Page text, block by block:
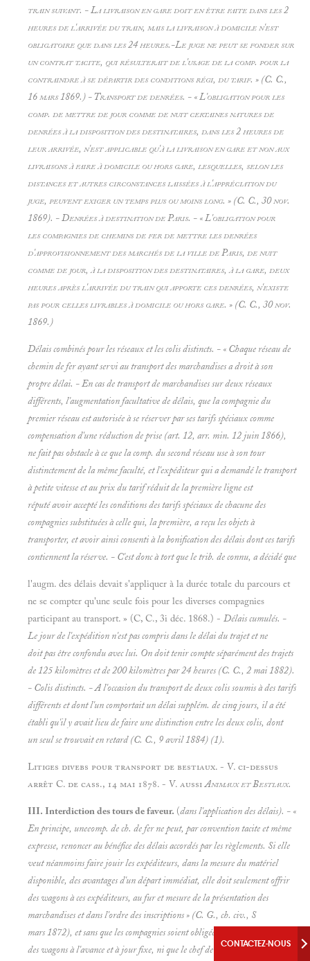
train suivant. - La livraison en gare doit en être faite dans les 2
heures de l'arrivée du train, mais la livraison à domicile n'est
obligatoire que dans les 24 heures.-Le juge ne peut se fonder sur
un contrat tacite, qui résulterait de l'usage de la comp. pour la
contraindre à se départir des conditions régi, du tarif. » (C. C.,
16 mars 1869.) -Transport de denrées. - « L'obligation pour les
comp. de mettre de jour comme de nuit certaines natures de
denrées à la disposition des destinataires, dans les 2 heures de
leur arrivée, n'est applicable qu'à la livraison en gare et non aux
livraisons à faire à domicile ou hors gare, lesquelles, selon les
distances et autres circonstances laissées à l'appréciation du
juge, peuvent exiger un temps plus ou moins long. » (C. C., 30 nov.
1869). -Denrées à destination de Paris. - « L'obligation pour
les compagnies de chemins de fer de mettre les denrées
d'approvisionnement des marchés de la ville de Paris, de nuit
comme de jour, à la disposition des destinataires, à la gare, deux
heures après l'arrivée du train qui apporte ces denrées, n'existe
pas pour celles livrables à domicile ou hors gare. » (C. C., 30 nov.
1869.)
Délais combinés pour les réseaux et les colis distincts. - « Chaque réseau de
chemin de fer ayant servi au transport des marchandises a droit à son
propre délai. - En cas de transport de marchandises sur deux réseaux
différents, l'augmentation facultative de délais, que la compagnie du
premier réseau est autorisée à se réserver par ses tarifs spéciaux comme
compensation d'une réduction de prise (art. 12, arr. min. 12 juin 1866),
ne fait pas obstacle à ce que la comp. du second réseau use à son tour
distinctement de la même faculté, et l'expéditeur qui a demandé le transport
à petite vitesse et au prix du tarif réduit de la première ligne est
réputé avoir accepté les conditions des tarifs spéciaux de chacune des
compagnies substituées à celle qui, la première, a reçu les objets à
transporter, et avoir ainsi consenti à la bonification des délais dont ces tarifs
contiennent la réserve. - C'est donc à tort que le trib. de connu, a décidé que
l'augm. des délais devait s'appliquer à la durée totale du parcours et
ne se compter qu'une seule fois pour les diverses compagnies
participant au transport. » (C, C., 3i déc. 1868.) - Délais cumulés. -
Le jour de l'expédition n'est pas compris dans le délai du trajet et ne
doit pas être confondu avec lui. On doit tenir compte séparément des trajets
de 125 kilomètres et de 200 kilomètres par 24 heures (C. C., 2 mai 1882).
- Colis distincts. - A l'occasion du transport de deux colis soumis à des tarifs
différents et dont l'un comportait un délai supplém. de cinq jours, il a été
établi qu'il y avait lieu de faire une distinction entre les deux colis, dont
un seul se trouvait en retard (C. C., 9 avril 1884) (1).
Litiges divebs pour transport de bestiaux. - V. ci-dessus
arrêt C. de cass., 14 mai 1878. - V. aussiAnimaux etBestiaux.
III. Interdiction des tours de faveur. (dans l'application des délais). - «
En principe, uneeomp. de ch. de fer ne peut, par convention tacite et même
expresse, renoncer au bénéfice des délais accordés par les règlements. Si elle
veut néanmoins faire jouir les expéditeurs, dans la mesure du matériel
disponible, des avantages d'un départ immédiat, elle doit seulement offrir
des wagons à ces expéditeurs, au fur et mesure de la présentation des
marchandises et dans l'ordre des inscriptions » (C. G., ch. civ., S
mars 1872), et sans que les compagnies soient obligées d'ailleurs de fournir
des wagons à l'avance et à jour fixe, ni que le chef de gare puisse prendre un
CONTACTEZ-NOUS